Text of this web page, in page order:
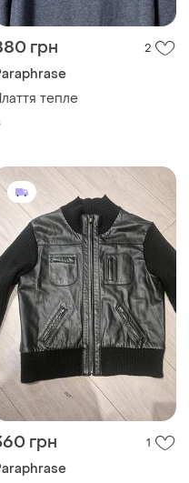
грн 2
тепле
грн 1